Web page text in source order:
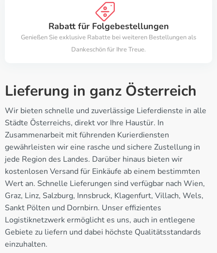
Rabatt für Folgebestellungen
Genießen Sie exklusive Rabatte bei weiteren Bestellungen als
Dankeschön für Ihre Treue.
Lieferung in ganz Österreich
Wir bieten schnelle und zuverlässige Lieferdienste in alle
Städte Österreichs, direkt vor Ihre Haustür. In
Zusammenarbeit mit führenden Kurierdiensten
gewährleisten wir eine rasche und sichere Zustellung in
jede Region des Landes. Darüber hinaus bieten wir
kostenlosen Versand für Einkäufe ab einem bestimmten
Wert an. Schnelle Lieferungen sind verfügbar nach Wien,
Graz, Linz, Salzburg, Innsbruck, Klagenfurt, Villach, Wels,
Sankt Pölten und Dornbirn. Unser effizientes
Logistiknetzwerk ermöglicht es uns, auch in entlegene
Gebiete zu liefern und dabei höchste Qualitätsstandards
einzuhalten.